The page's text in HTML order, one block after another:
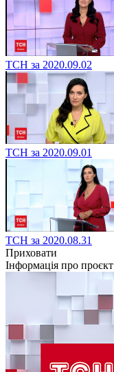
ТСН за 2020.09.02
ТСН за 2020.09.01
ТСН за 2020.08.31
Приховати
Інформація про проєкт